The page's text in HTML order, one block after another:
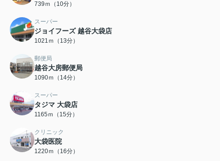
739ｍ（10分）
スーパー
ジョイフーズ 越谷大袋店
1021ｍ（13分）
郵便局
越谷大房郵便局
1090ｍ（14分）
スーパー
タジマ 大袋店
1165ｍ（15分）
クリニック
大袋医院
1220ｍ（16分）